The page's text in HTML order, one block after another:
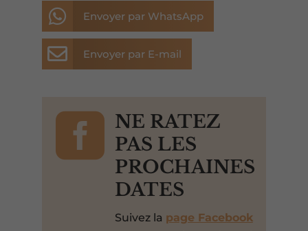
 Envoyer par WhatsApp
 Envoyer par E-mail

NE RATEZ
PAS LES
PROCHAINES
DATES
Suivez la page Facebook